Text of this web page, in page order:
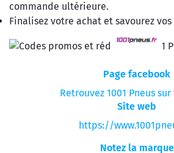
commande ultérieure.
Finalisez votre achat et savourez
Page facebook
Retrouvez 1001 Pneus
Site web
https://
Notez la marque